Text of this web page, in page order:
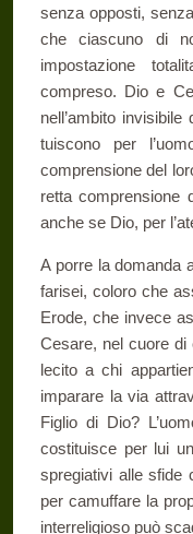
senza opposti,
che ciascuno di
impostazione
compreso. Dio e
nell’ambito
tuiscono per
comprensione del
retta comprensione
anche se Dio, per
A porre la domanda
farisei, coloro che
Erode, che invece
Cesare, nel cuore di
lecito a chi
imparare la via
Figlio di Dio?
costituisce per lui
spregiativi alle sfide
per ca­muffare la
interreligioso può